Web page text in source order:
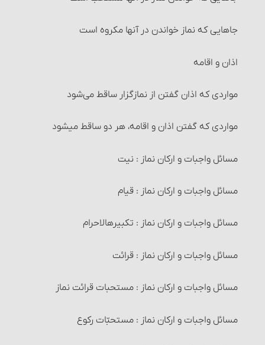
احکام تصرّف و معامله در زکات
زکات و دِین‏
مصارف زکات
شرایط مستحقّان زکات‏
زکات فطره
مصرف زکات فطره
عزل (کنار گذاشتن) زکات فطره و احکام آن
احکام خرید و فروش‏
مستحبّات معامله
معاملات مکروه
۵- انتقال
۷- تبعیت
۶- اسلام آوردن
۸- زوال عین نجاست
۹- استبرای حیوان نجاست‎خوار
۱۰- غایب شدن مسلمان
طهارت قرآن و مساجد
۱- قرآن
۲- مساجد
راههای اثبات تطهیر
کفّارۀ قتل
دیه و انواع آن‏
دیه سقط جنین
دیۀ جراحات‏
حکم مواردی که دیه تعیین نشده؛ تفاوت اَرش و حکومت‏
مسائل متفرّقۀ قصاص و دیات‏
حدّ دزدی‏
جاهایی که نماز خواندن در آنها مکروه است
اذان و اقامه
مواردی که اذان گفتن از نمازگزار ساقط می‌شود
مواردی که گفتن اذان و اقامه، هر دو ساقط می‎شود
مسائل واجبات و ارکان نماز : نیت
مسائل واجبات و ارکان نماز : قیام
مسائل واجبات و ارکان نماز : تکبیره‎الاحرام
مسائل واجبات و ارکان نماز : قرائت
مسائل واجبات و ارکان نماز : مستحبات قرائت نماز
مسائل واجبات و ارکان نماز : مستحبّات رکوع